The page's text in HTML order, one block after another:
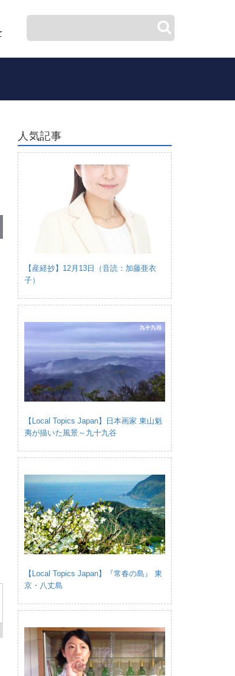
人気記事
【産経抄】12月13日（音読：加藤亜衣
子）
【Local Topics Japan】日本画家 東山魁
夷が描いた風景～九十九谷
【Local Topics Japan】『常春の島』 東
京・八丈島